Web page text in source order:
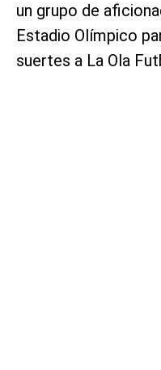
un grupo de
Estadio Olímpico
suertes a La Ola